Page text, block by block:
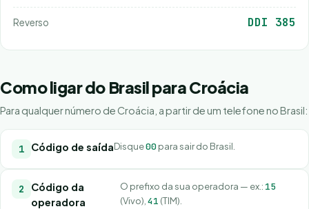
Reverso DDI 385
Como ligar do Brasil para Croácia
Para qualquer número de Croácia, a partir de um telefone no Brasil:
Código de saídaDisque00para sair do Brasil.
Código da
operadora
O prefixo da sua operadora — ex.: 15
(Vivo), 41 (TIM).